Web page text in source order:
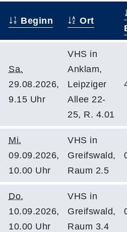
Beginn Ort
Sa.
29.08.2026,
9.15 Uhr
VHS in
Anklam,
Leipziger
Allee 22-
25, R. 4.01
Mi.
09.09.2026,
10.00 Uhr
VHS in
Greifswald,
Raum 2.5
Do.
10.09.2026,
10.00 Uhr
VHS in
Greifswald,
Raum 3.4